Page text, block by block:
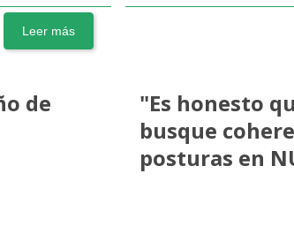
Leer más
de
"Es honesto
busque
posturas en